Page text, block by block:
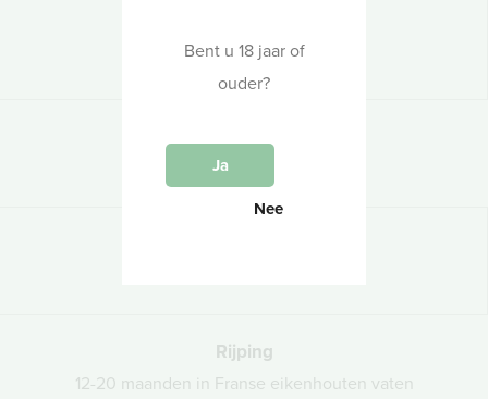
Chardonnay
2021
Rijping
12-20 maanden in Franse eikenhouten vaten
Bent u 18 jaar of
ouder?
Ja
Nee